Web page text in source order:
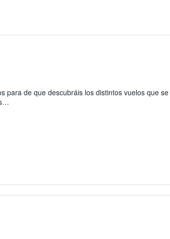
de que descubráis los distintos vuelos que